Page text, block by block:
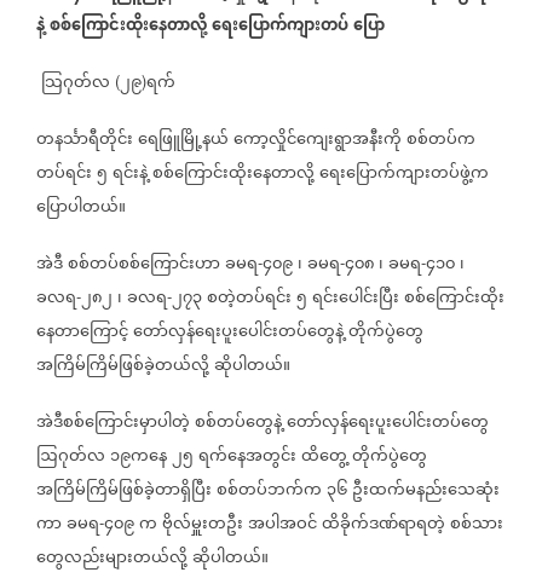
နဲ့စစ်ကြောင်းထိုးနေတာလို့ရေးပြောက်ကျားတပ်ပြော
သြဂုတ်လ (၂၉)ရက်
တနင်္သာရီတိုင်းရေဖြူမြို့နယ်ကော့လှိုင်ကျေးရွာအနီးကိုစစ်တပ်က
တပ်ရင်း၅ရင်းနဲ့စစ်ကြောင်းထိုးနေတာလို့ရေးပြောက်ကျားတပ်ဖွဲ့က
ပြောပါတယ်။
အဲဒီစစ်တပ်စစ်ကြောင်းဟာခမရ-၄၀၉၊ခမရ-၄၀၈၊ခမရ-၄၁၀၊
ခလရ-၂၈၂ ၊ခလရ-၂၇၃စတဲ့တပ်ရင်း၅ရင်းပေါင်းပြီးစစ်ကြောင်းထိုး
နေတာကြောင့်တော်လှန်ရေးပူးပေါင်းတပ်တွေနဲ့တိုက်ပွဲတွေ
အကြိမ်ကြိမ်ဖြစ်ခဲ့တယ်လို့ဆိုပါတယ်။
အဲဒီစစ်ကြောင်းမှာပါတဲ့စစ်တပ်တွေနဲ့တော်လှန်ရေးပူးပေါင်းတပ်တွေ
ဩဂုတ်လ ၁၉ကနေ၂၅ရက်နေအတွင်းထိတွေ့တိုက်ပွဲတွေ
အကြိမ်ကြိမ်ဖြစ်ခဲ့တာရှိပြီးစစ်တပ်ဘက်က ၃၆ဦးထက်မနည်းသေဆုံး
ကာခမရ-၄၀၉ကဗိုလ်မှူးတဦးအပါအဝင်ထိခိုက်ဒဏ်ရာရတဲ့စစ်သား
တွေလည်းများတယ်လို့ဆိုပါတယ်။